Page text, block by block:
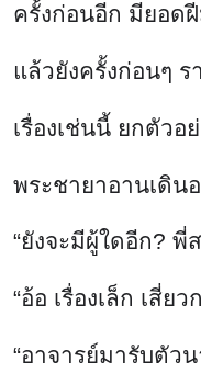
ครั้งก่อนอีก มียอด
แล้วยังครั้งก่อนๆ
เรื่องเช่นนี้ ยกตัว
พระชายาอานเดิน
“ยังจะมีผู้ใดอีก? พี่
“อ้อ เรื่องเล็ก เสี่ย
“อาจารย์มารับตัวน